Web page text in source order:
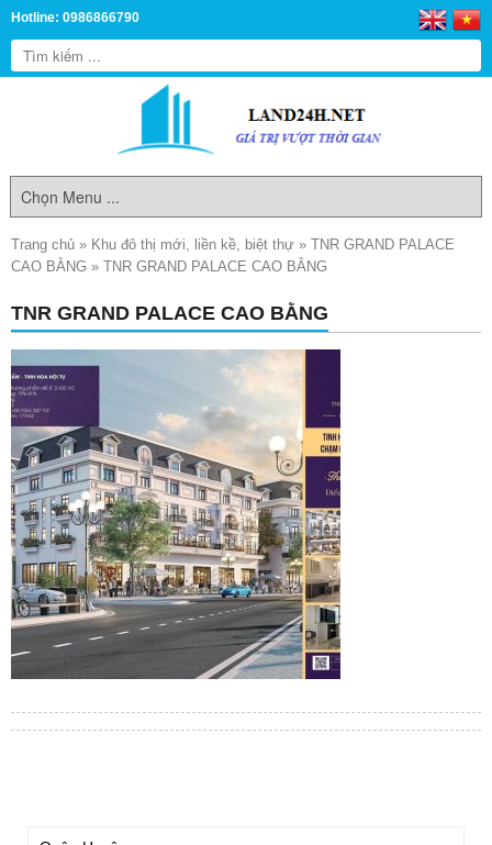
Hotline: 0986866790
Trang chủ » Khu đô thị mới, liền kề, biệt thự » TNR GRAND PALACE
CAO BẰNG » TNR GRAND PALACE CAO BẰNG
TNR GRAND PALACE CAO BẰNG